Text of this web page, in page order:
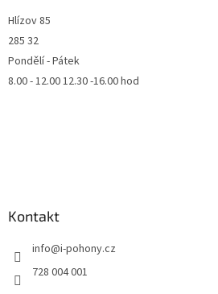
Hlízov 85
285 32
Pondělí - Pátek
8.00 - 12.00 12.30 -16.00 hod
Kontakt
info@i-pohony.cz
728 004 001